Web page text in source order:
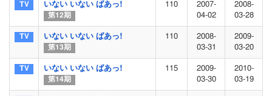
いない いない ばあっ!
第12期
110
2007-
04-02
2008-
03-28
いない いない ばあっ!
第13期
110
2008-
03-31
2009-
03-20
いない いない ばあっ!
第14期
115
2009-
03-30
2010-
03-19